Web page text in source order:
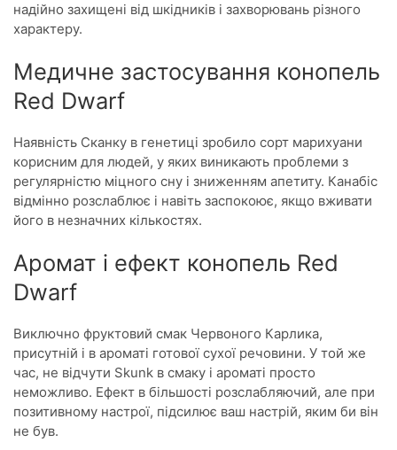
надійно захищені від шкідників і захворювань різного
характеру.
Медичне застосування конопель
Red Dwarf
Наявність Сканку в генетиці зробило сорт марихуани
корисним для людей, у яких виникають проблеми з
регулярністю міцного сну і зниженням апетиту. Канабіс
відмінно розслаблює і навіть заспокоює, якщо вживати
його в незначних кількостях.
Аромат і ефект конопель Red
Dwarf
Виключно фруктовий смак Червоного Карлика,
присутній і в ароматі готової сухої речовини. У той же
час, не відчути Skunk в смаку і ароматі просто
неможливо. Ефект в більшості розслабляючий, але при
позитивному настрої, підсилює ваш настрій, яким би він
не був.